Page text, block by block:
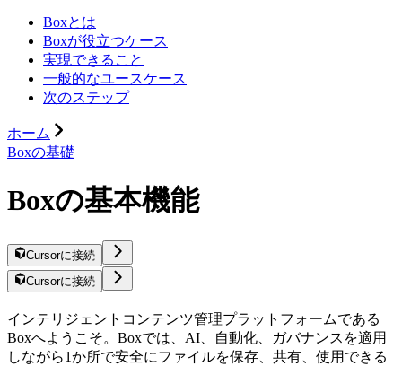
Boxとは
Boxが役立つケース
実現できること
一般的なユースケース
次のステップ
ホーム
Boxの基礎
Boxの基本機能
Cursorに接続
Cursorに接続
インテリジェントコンテンツ管理プラットフォームである
Boxへようこそ。Boxでは、AI、自動化、ガバナンスを適用
しながら1か所で安全にファイルを保存、共有、使用できる